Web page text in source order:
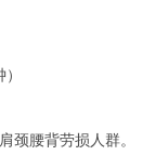
腰背劳损人群。